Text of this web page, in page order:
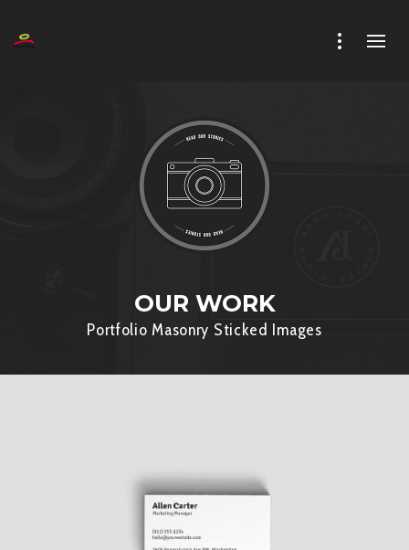
OUR WORK
Portfolio Masonry Sticked Images